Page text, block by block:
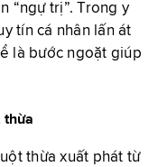
“ngự trị”. Trong y
tín cá nhân lấn át
là bước ngoặt giúp
thừa
thừa xuất phát từ